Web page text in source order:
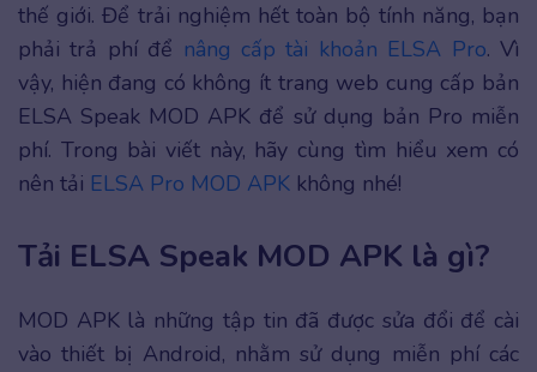
thế giới. Để trải nghiệm hết toàn bộ tính năng, bạn
phải trả phí để nâng cấp tài khoản ELSA Pro. Vì
vậy, hiện đang có không ít trang web cung cấp bản
ELSA Speak MOD APK để sử dụng bản Pro miễn
phí. Trong bài viết này, hãy cùng tìm hiểu xem có
nên tải ELSA Pro MOD APK không nhé!
Tải ELSA Speak MOD APK là gì?
MOD APK là những tập tin đã được sửa đổi để cài
vào thiết bị Android, nhằm sử dụng miễn phí các